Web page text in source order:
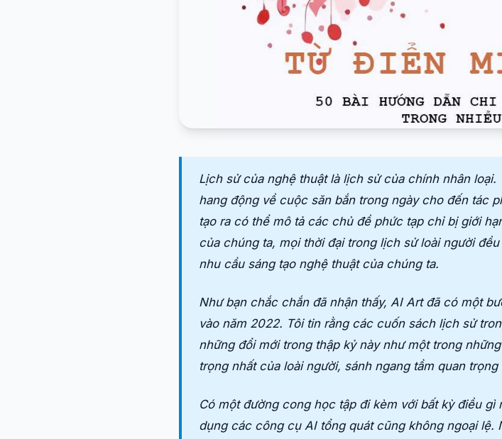
Lịch sử của nghệ thuật là lịch sử của chính nhân loại.
hang động về cuộc săn bắn trong ngày cho đến tác
tạo ra có thể mô tả các chủ đề phức tạp chỉ bị giới
của chúng ta, mọi thời đại trong lịch sử loài người
nhu cầu sáng tạo nghệ thuật của chúng ta.
Như bạn chắc chắn đã nhận thấy, AI Art đã có một
vào năm 2022. Tôi tin rằng các cuốn sách lịch sử
những đổi mới trong thập kỷ này như một trong
trọng nhất của loài người, sánh ngang tầm quan
Có một đường cong học tập đi kèm với bất kỳ điều gì
dụng các công cụ AI tổng quát cũng không ngoại lệ.